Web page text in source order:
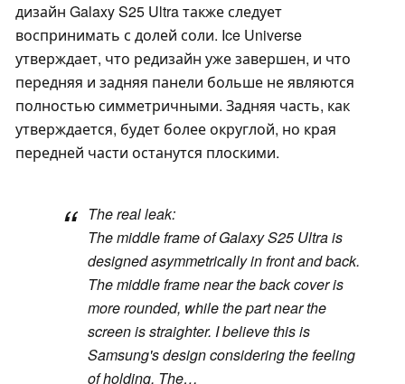
дизайн Galaxy S25 Ultra также следует
воспринимать с долей соли. Ice Universe
утверждает, что редизайн уже завершен, и что
передняя и задняя панели больше не являются
полностью симметричными. Задняя часть, как
утверждается, будет более округлой, но края
передней части останутся плоскими.
The real leak:
The middle frame of Galaxy S25 Ultra is
designed asymmetrically in front and back.
The middle frame near the back cover is
more rounded, while the part near the
screen is straighter. I believe this is
Samsung's design considering the feeling
of holding. The…